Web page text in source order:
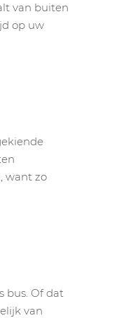
van buiten
op uw
want zo
bus. Of dat
van